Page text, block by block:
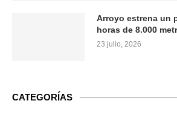
Arroyo estrena un
horas de 8.000
23 julio, 2026
CATEGORÍAS